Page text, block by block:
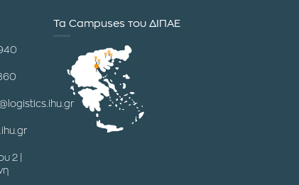
2 |
Τα Campuses του ΔΙΠΑΕ